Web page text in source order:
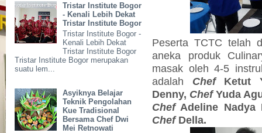
Tristar Institute Bogor
- Kenali Lebih Dekat
Tristar Institute Bogor
Tristar Institute Bogor -
Kenali Lebih Dekat
Tristar Institute Bogor
Tristar Institute Bogor merupakan
suatu lem...
Asyiknya Belajar
Teknik Pengolahan
Kue Tradisional
Bersama Chef Dwi
Mei Retnowati
Peserta TCTC telah
aneka produk
masak oleh 4-5
adalah ChefKetut
Denny, ChefYuda
ChefAdeline Nadya
ChefDella.